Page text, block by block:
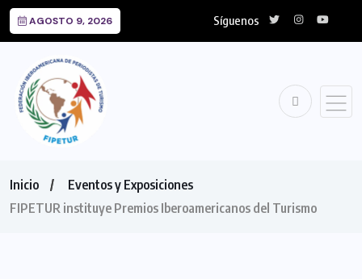
AGOSTO 9, 2026 Síguenos
Inicio
Eventos y Exposiciones
FIPETUR instituye Premios Iberoamericanos del Turismo